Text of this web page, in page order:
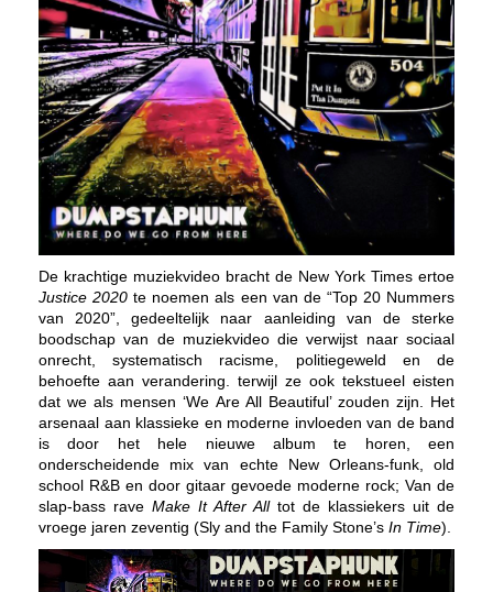
De krachtige muziekvideo bracht de New York Times ertoe
Justice 2020 te noemen als een van de “Top 20 Nummers
van 2020”, gedeeltelijk naar aanleiding van de sterke
boodschap van de muziekvideo die verwijst naar sociaal
onrecht, systematisch racisme, politiegeweld en de
behoefte aan verandering. terwijl ze ook tekstueel eisten
dat we als mensen ‘We Are All Beautiful’ zouden zijn. Het
arsenaal aan klassieke en moderne invloeden van de band
is door het hele nieuwe album te horen, een
onderscheidende mix van echte New Orleans-funk, old
school R&B en door gitaar gevoede moderne rock; Van de
slap-bass rave Make It After Alltot de klassiekers uit de
vroege jaren zeventig (Sly and the Family Stone’s In Time).